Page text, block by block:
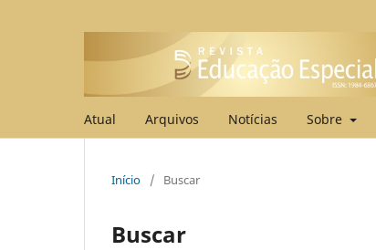
Atual Arquivos Notícias Sobre
Início / Buscar
Buscar